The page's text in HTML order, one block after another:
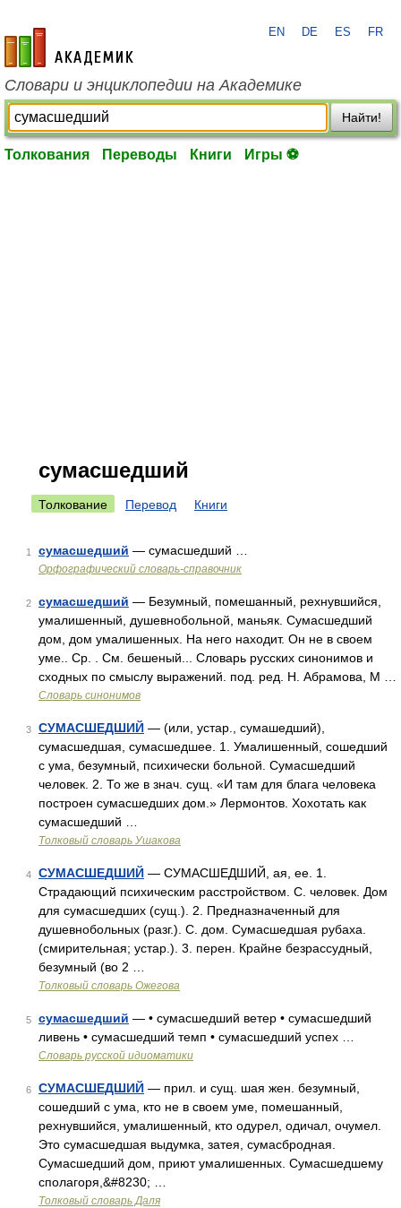
academic.ru
EN DE ES FR
Словари и энциклопедии на Академике
Найти!
Толкования Переводы Книги Игры ⚽
сумасшедший
Толкование Перевод Книги
1 сумасшедший — сумасшедший …
Орфографический словарь-справочник
2 сумасшедший — Безумный, помешанный, рехнувшийся,
умалишенный, душевнобольной, маньяк. Сумасшедший
дом, дом умалишенных. На него находит. Он не в своем
уме.. Ср. . См. бешеный... Словарь русских синонимов и
сходных по смыслу выражений. под. ред. Н. Абрамова, М …
Словарь синонимов
3 СУМАСШЕДШИЙ — (или, устар., сумашедший),
сумасшедшая, сумасшедшее. 1. Умалишенный, сошедший
с ума, безумный, психически больной. Сумасшедший
человек. 2. То же в знач. сущ. «И там для блага человека
построен сумасшедших дом.» Лермонтов. Хохотать как
сумасшедший …
Толковый словарь Ушакова
4 СУМАСШЕДШИЙ — СУМАСШЕДШИЙ, ая, ее. 1.
Страдающий психическим расстройством. С. человек. Дом
для сумасшедших (сущ.). 2. Предназначенный для
душевнобольных (разг.). С. дом. Сумасшедшая рубаха.
(смирительная; устар.). 3. перен. Крайне безрассудный,
безумный (во 2 …
Толковый словарь Ожегова
5 сумасшедший — • сумасшедший ветер • сумасшедший
ливень • сумасшедший темп • сумасшедший успех …
Словарь русской идиоматики
6 СУМАСШЕДШИЙ — прил. и сущ. шая жен. безумный,
сошедший с ума, кто не в своем уме, помешанный,
рехнувшийся, умалишенный, кто одурел, одичал, очумел.
Это сумасшедшая выдумка, затея, сумасбродная.
Сумасшедший дом, приют умалишенных. Сумасшедшему
сполагоря,&#8230; …
Толковый словарь Даля